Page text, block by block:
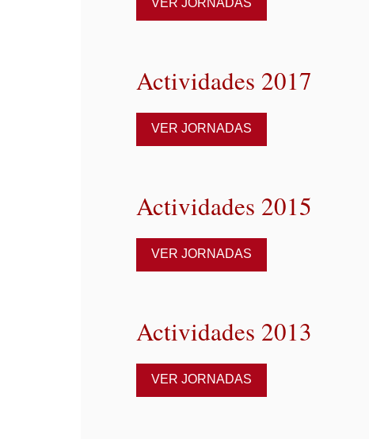
VER JORNADAS
Actividades 2017
VER JORNADAS
Actividades 2015
VER JORNADAS
Actividades 2013
VER JORNADAS